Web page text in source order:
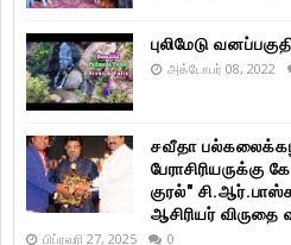
புலிமேடு
அக்டோபர் 08, 2022
சவீதா
பேராசிரியருக்கு
குரல்"
ஆசிரியர்
பிப்ரவரி 27, 2025 0